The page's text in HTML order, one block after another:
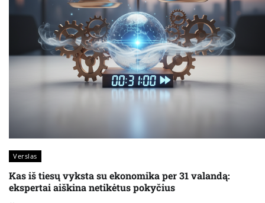
Verslas
Kas iš tiesų vyksta su ekonomika per 31 valandą:
ekspertai aiškina netikėtus pokyčius